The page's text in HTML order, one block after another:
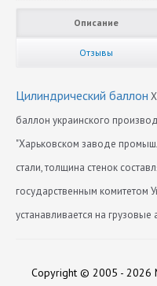
Описание
Отзывы
Цилиндрический баллон
баллон украинского
"Харьковском заводе
стали, толщина стенок
государственным комитетом
устанавливается на грузовые
Длина
Copyright © 2005 - 2026